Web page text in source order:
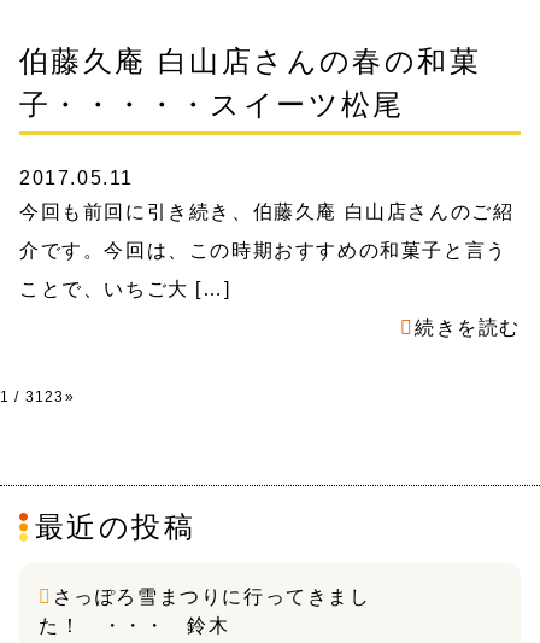
伯藤久庵 白山店さんの春の和菓
子・・・・・スイーツ松尾
2017.05.11
今回も前回に引き続き、伯藤久庵 白山店さんのご紹
介です。今回は、この時期おすすめの和菓子と言う
ことで、いちご大 […]
続きを読む
1 / 3123»
最近の投稿
さっぽろ雪まつりに行ってきまし
た！ ・・・ 鈴木